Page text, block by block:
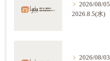
2026/08/05
2026.8.5(水)
2026/08/03